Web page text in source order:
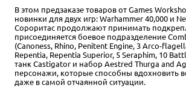
В этом предзаказе товаров от Games
новинки для двух игр: Warhammer 40,000 и
Сороритас продолжают принимать
присоединяется боевое подразделение
(Canoness, Rhino, Penitent Engine, 3 Arco-
Repentia, Repentia Superior, 5 Seraphim, 10
танк Castigator и набор Aestred Thurga and
персонажи, которые способны вдохновить
даже в самой отчаянной ситуации.